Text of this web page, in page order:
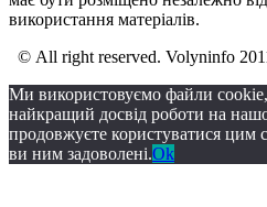
використання матеріалів.
© All right reserved. Volyninfo
Ми використовуємо файли
найкращий досвід роботи на
продовжуєте користуватися
ви ним задоволені.Ok